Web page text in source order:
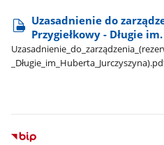
Uzasadnienie do
Przygiełkowy - Długie